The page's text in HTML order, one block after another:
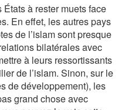
à rester muets face
En effet, les autres pays
de l’islam sont presque
bilatérales avec
à leurs ressortissants
de l’islam. Sinon, sur le
de développement), les
grand chose avec